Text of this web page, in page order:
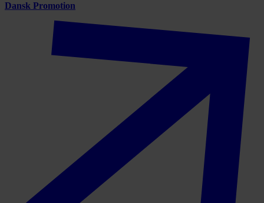
Dansk Promotion